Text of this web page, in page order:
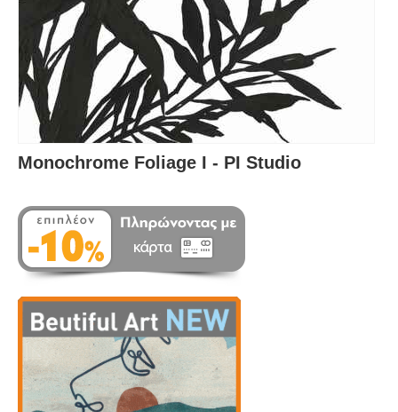
Monochrome Foliage I - PI Studio